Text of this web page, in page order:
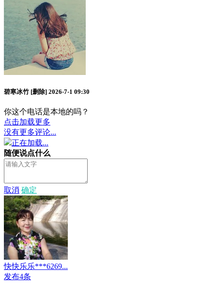
碧寒冰竹 [删除] 2026-7-1 09:30
你这个电话是本地的吗？
点击加载更多
没有更多评论...
正在加载...
随便说点什么
取消 确定
快快乐乐***6269...
发布4条